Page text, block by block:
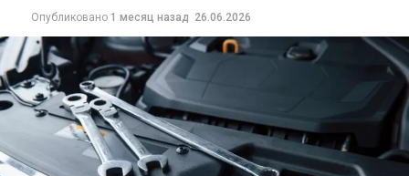
Опубликовано 1 месяц назад 26.06.2026